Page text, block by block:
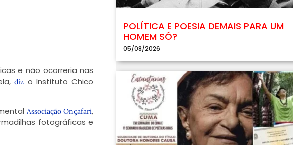
e não ocorreria nas
diz o Instituto Chico
Associação Onçafari,
fotográficas e
POLÍTICA E POESIA DEMAIS PARA UM
HOMEM SÓ?
05/08/2026